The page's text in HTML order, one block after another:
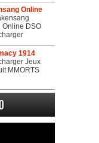
Online
Online DSO
1914
Jeux
MMORTS